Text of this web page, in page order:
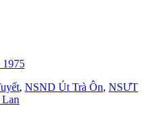
1975
, NSND Út Trà Ôn, NSƯT